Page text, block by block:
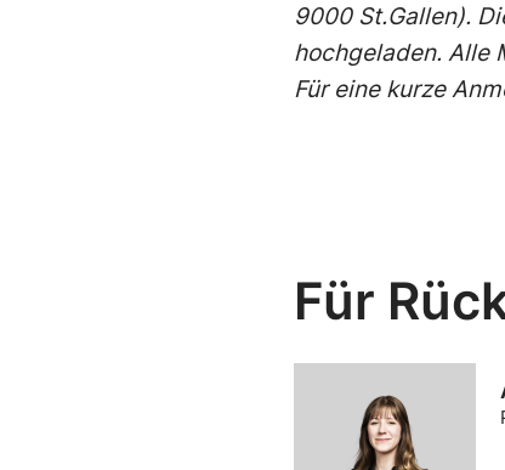
9000 St.Gallen).
hochgeladen. Alle
Für eine kurze
Für